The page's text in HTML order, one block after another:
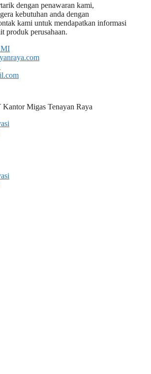
dengan penawaran kami,
kebutuhan anda dengan
kami untuk mendapatkan informasi
produk perusahaan.
Migas Tenayan Raya